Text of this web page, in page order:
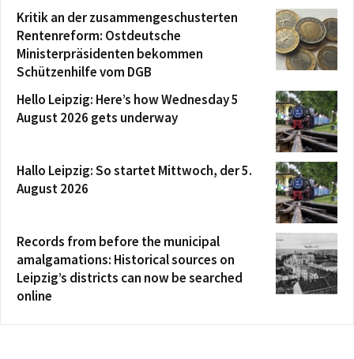
Kritik an der zusammengeschusterten
Rentenreform: Ostdeutsche
Ministerpräsidenten bekommen
Schützenhilfe vom DGB
Hello Leipzig: Here’s how Wednesday 5
August 2026 gets underway
Hallo Leipzig: So startet Mittwoch, der 5.
August 2026
Records from before the municipal
amalgamations: Historical sources on
Leipzig’s districts can now be searched
online